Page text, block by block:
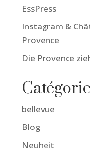
EssPress
Instagram &
Provence
Die Provence
bellevue
Blog
Neuheit